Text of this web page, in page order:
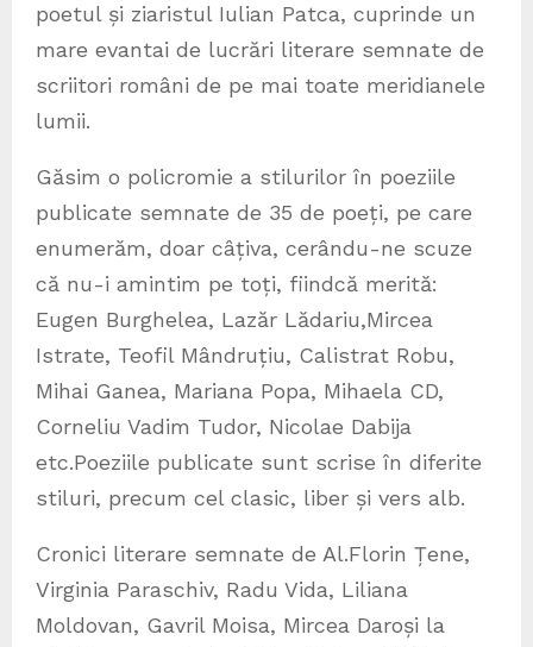
poetul și ziaristul Iulian Patca, cuprinde un
mare evantai de lucrări literare semnate de
scriitori români de pe mai toate meridianele
lumii.
Găsim o policromie a stilurilor în poeziile
publicate semnate de 35 de poeți, pe care
enumerăm, doar câțiva, cerându-ne scuze
că nu-i amintim pe toți, fiindcă merită:
Eugen Burghelea, Lazăr Lădariu,Mircea
Istrate, Teofil Mândruțiu, Calistrat Robu,
Mihai Ganea, Mariana Popa, Mihaela CD,
Corneliu Vadim Tudor, Nicolae Dabija
etc.Poeziile publicate sunt scrise în diferite
stiluri, precum cel clasic, liber și vers alb.
Cronici literare semnate de Al.Florin Țene,
Virginia Paraschiv, Radu Vida, Liliana
Moldovan, Gavril Moisa, Mircea Daroși la